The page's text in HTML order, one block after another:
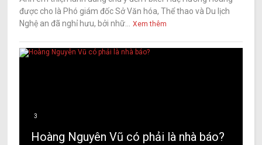
được cho là Phó giám đốc Sở Văn hóa, Thể thao và Du lịch
Nghệ an đã nghỉ hưu, bởi nhữ...
Xem thêm
3
Hoàng Nguyên Vũ có phải là nhà báo?